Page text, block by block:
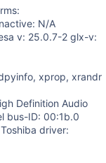
N/A
v: 25.0.7-2 glx-v:
xprop, xrandr
Definition Audio
bus-ID: 00:1b.0
driver: